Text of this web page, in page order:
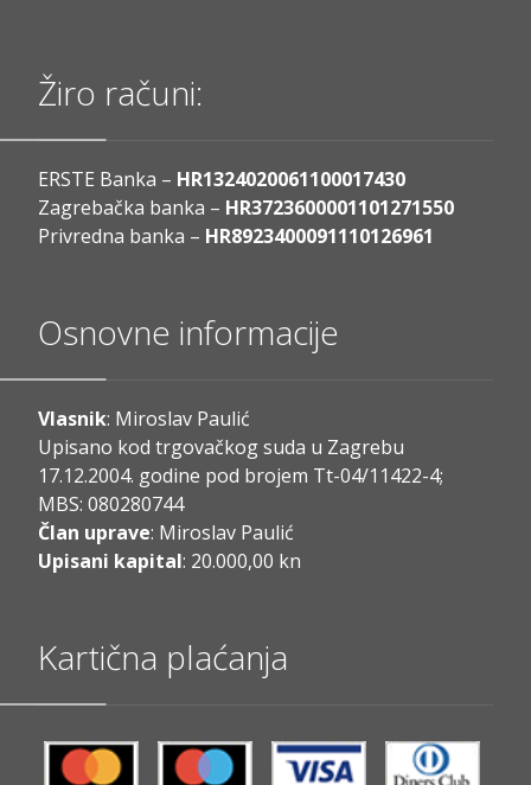
Žiro računi:
ERSTE Banka – HR1324020061100017430
Zagrebačka banka – HR3723600001101271550
Privredna banka – HR8923400091110126961
Osnovne informacije
Vlasnik: Miroslav Paulić
Upisano kod trgovačkog suda u Zagrebu
17.12.2004. godine pod brojem Tt-04/11422-4;
MBS: 080280744
Član uprave: Miroslav Paulić
Upisani kapital: 20.000,00 kn
Kartična plaćanja